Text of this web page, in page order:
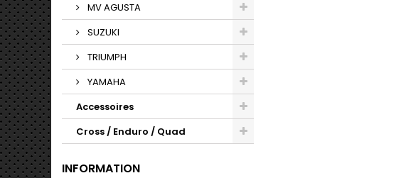
MV AGUSTA
SUZUKI
TRIUMPH
YAMAHA
Accessoires
Cross / Enduro / Quad
INFORMATION